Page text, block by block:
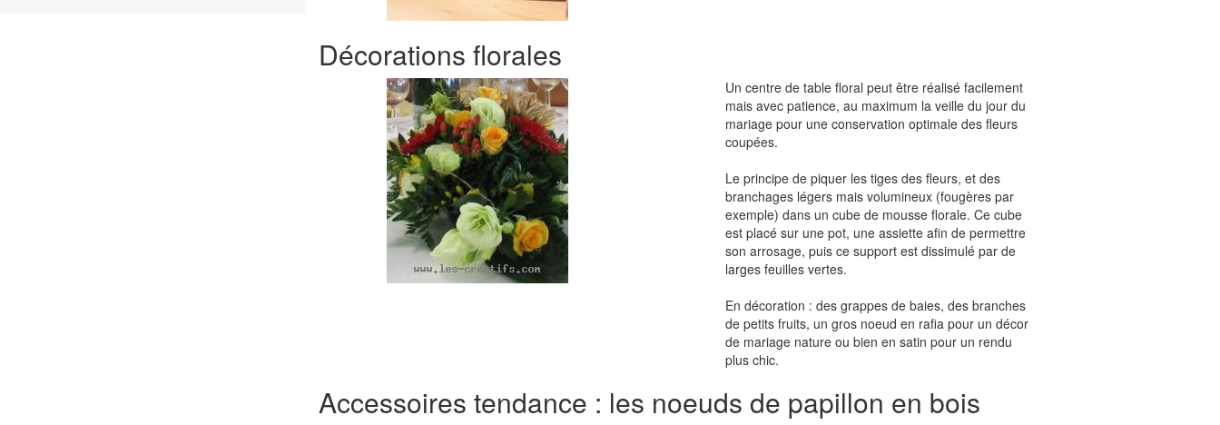
Décorations florales
Un centre de table floral peut être réalisé facilement
mais avec patience, au maximum la veille du jour du
mariage pour une conservation optimale des fleurs
coupées.
Le principe de piquer les tiges des fleurs, et des
branchages légers mais volumineux (fougères par
exemple) dans un cube de mousse florale. Ce cube
est placé sur une pot, une assiette afin de permettre
son arrosage, puis ce support est dissimulé par de
larges feuilles vertes.
En décoration : des grappes de baies, des branches
de petits fruits, un gros noeud en rafia pour un décor
de mariage nature ou bien en satin pour un rendu
plus chic.
Accessoires tendance : les noeuds de papillon en bois